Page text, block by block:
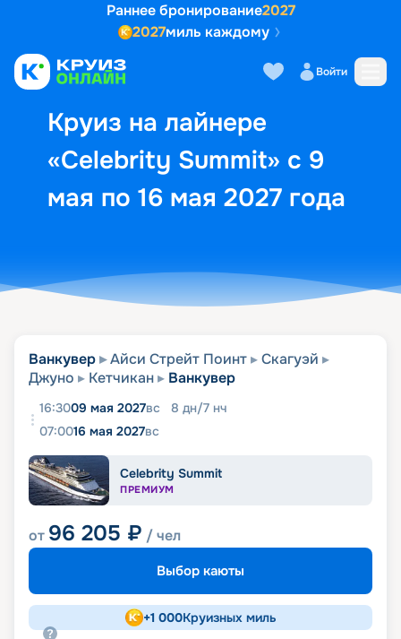
Раннее бронирование2027
2027миль каждому
Войти
Круиз на лайнере
«Celebrity Summit» с 9
мая по 16 мая 2027 года
Выбор кают Маршрут и
Ванкувер Айси Стрейт Поинт
Скагуэй
Джуно
Кетчикан Ванкувер
16:3009 мая 2027вс 8 дн/7 нч
07:0016 мая 2027вс
Celebrity Summit
ПРЕМИУМ
от 96 205 ₽ / чел
Выбор каюты
+1 000Круизных миль